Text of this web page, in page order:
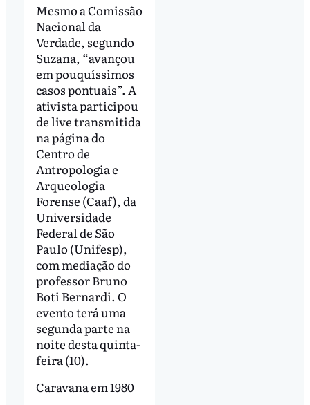
Mesmo a Comissão
Nacional da
Verdade, segundo
Suzana, “avançou
em pouquíssimos
casos pontuais”. A
ativista participou
de live transmitida
na página do
Centro de
Antropologia e
Arqueologia
Forense (Caaf), da
Universidade
Federal de São
Paulo (Unifesp),
com mediação do
professor Bruno
Boti Bernardi. O
evento terá uma
segunda parte na
noite desta quinta-
feira (10).
Caravana em 1980